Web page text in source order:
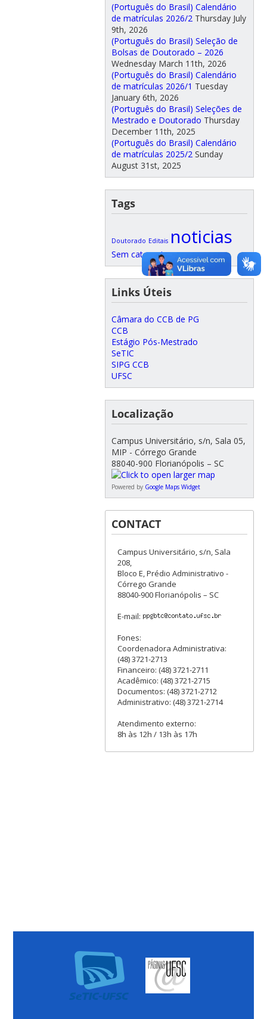
(Português do Brasil) Calendário
de matrículas 2026/2 Thursday July
9th, 2026
(Português do Brasil) Seleção de
Bolsas de Doutorado – 2026
Wednesday March 11th, 2026
(Português do Brasil) Calendário
de matrículas 2026/1 Tuesday
January 6th, 2026
(Português do Brasil) Seleções de
Mestrado e Doutorado Thursday
December 11th, 2025
(Português do Brasil) Calendário
de matrículas 2025/2 Sunday
August 31st, 2025
Tags
Doutorado Editais noticias
Sem categoria
Links Úteis
Câmara do CCB de PG
CCB
Estágio Pós-Mestrado
SeTIC
SIPG CCB
UFSC
Localização
Campus Universitário, s/n, Sala 05,
MIP - Córrego Grande
88040-900 Florianópolis – SC
Powered by Google Maps Widget
CONTACT
Campus Universitário, s/n, Sala
208,
Bloco E, Prédio Administrativo -
Córrego Grande
88040-900 Florianópolis – SC
E-mail:
Fones:
Coordenadora Administrativa:
(48) 3721-2713
Financeiro: (48) 3721-2711
Acadêmico: (48) 3721-2715
Documentos: (48) 3721-2712
Administrativo: (48) 3721-2714
Atendimento externo:
8h às 12h / 13h às 17h